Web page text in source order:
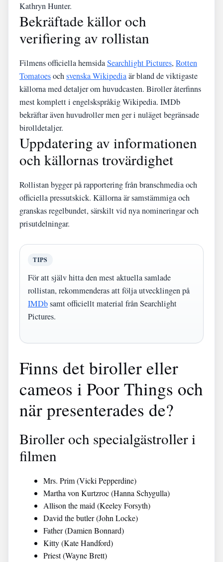
Kathryn Hunter.
Bekräftade källor och
verifiering av rollistan
Filmens officiella hemsidaSearchlight Pictures, Rotten
Tomatoesochsvenska Wikipediaär bland de viktigaste
källorna med detaljer om huvudcasten. Biroller återfinns
mest komplett i engelskspråkig Wikipedia. IMDb
bekräftar även huvudroller men ger i nuläget begränsade
birolldetaljer.
Uppdatering av informationen
och källornas trovärdighet
Rollistan bygger på rapportering från branschmedia och
officiella pressutskick. Källorna är samstämmiga och
granskas regelbundet, särskilt vid nya nomineringar och
prisutdelningar.
TIPS
För att själv hitta den mest aktuella samlade
rollistan, rekommenderas att följa utvecklingen på
IMDbsamt officiellt material från Searchlight
Pictures.
Finns det biroller eller
cameos i Poor Things och
när presenterades de?
Biroller och specialgästroller i
filmen
Mrs. Prim (Vicki Pepperdine)
Martha von Kurtzroc (Hanna Schygulla)
Allison the maid (Keeley Forsyth)
David the butler (John Locke)
Father (Damien Bonnard)
Kitty (Kate Handford)
Priest (Wayne Brett)